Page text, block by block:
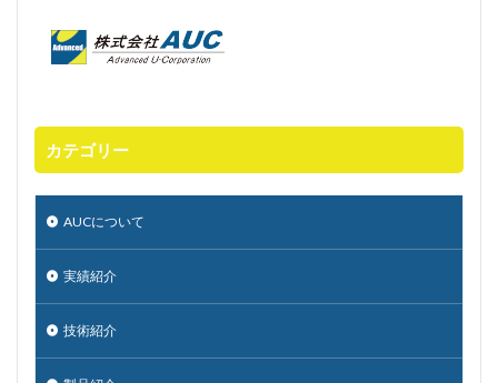
カテゴリー
AUCについて
実績紹介
技術紹介